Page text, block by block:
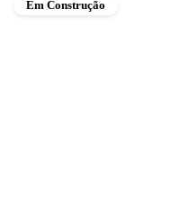
Em Construção